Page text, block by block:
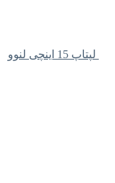
لپتاپ 15 اینچی لنوو